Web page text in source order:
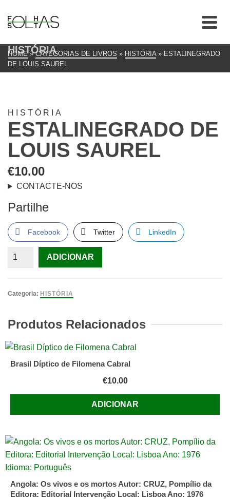
HISTÓRIA
HOME » CATEGORIAS DE LIVROS » HISTÓRIA » ESTALINEGRADO
DE LOUIS SAUREL
HISTÓRIA
ESTALINEGRADO DE
LOUIS SAUREL
€10.00
CONTACTE-NOS
Partilhe
Facebook Twitter LinkedIn
Quantidade
De
ADICIONAR
Categoria: HISTÓRIA
Produtos Relacionados
Brasil Díptico de Filomena Cabral
€10.00
ADICIONAR
Angola: Os vivos e os mortos Autor: CRUZ, Pompílio da
Editora: Editorial Intervenção Local: Lisboa Ano: 1976